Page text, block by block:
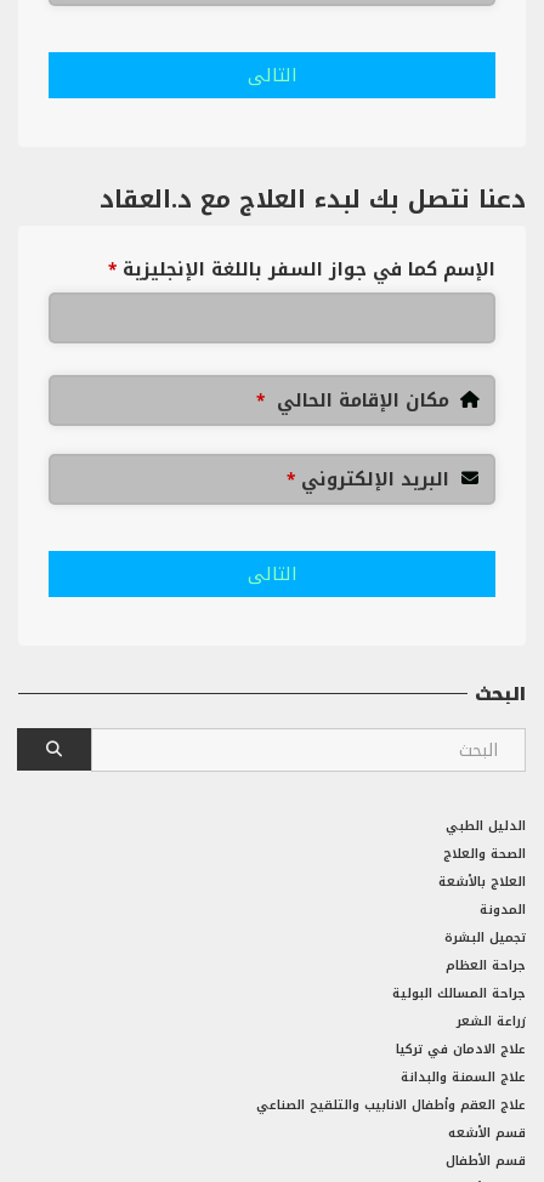
التالى
دعنا نتصل بك لبدء العلاج مع د.العقاد
الإسم كما في جواز السفر باللغة الإنجليزية *
مكان الإقامة الحالي *
البريد الإلكتروني *
التالى
البحث
الدليل الطبي
الصحة والعلاج
العلاج بالأشعة
المدونة
تجميل البشرة
جراحة العظام
جراحة المسالك البولية
زراعة الشعر
علاج الادمان في تركيا
علاج السمنة والبدانة
علاج العقم وأطفال الانابيب والتلقيح الصناعي
قسم الأشعه
قسم الأطفال